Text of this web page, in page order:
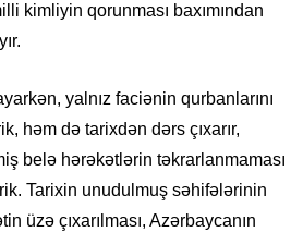
kimliyin qorunması baxımından
yalnız faciənin qurbanlarını
həm də tarixdən dərs çıxarır,
belə hərəkətlərin təkrarlanmaması
Tarixin unudulmuş səhifələrinin
üzə çıxarılması, Azərbaycanın